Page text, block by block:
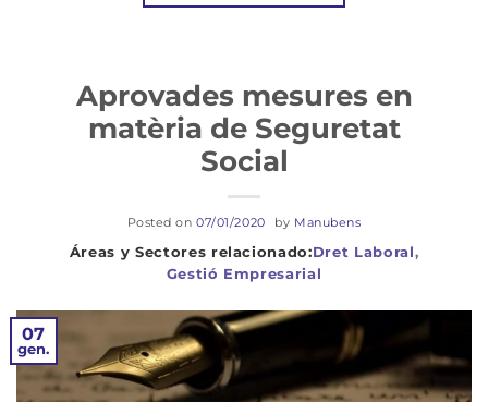
Dret Laboral,
Gestió Empresarial
Aprovades mesures en
matèria de Seguretat
Social
Posted on07/01/2020 by Manubens
07
gen.